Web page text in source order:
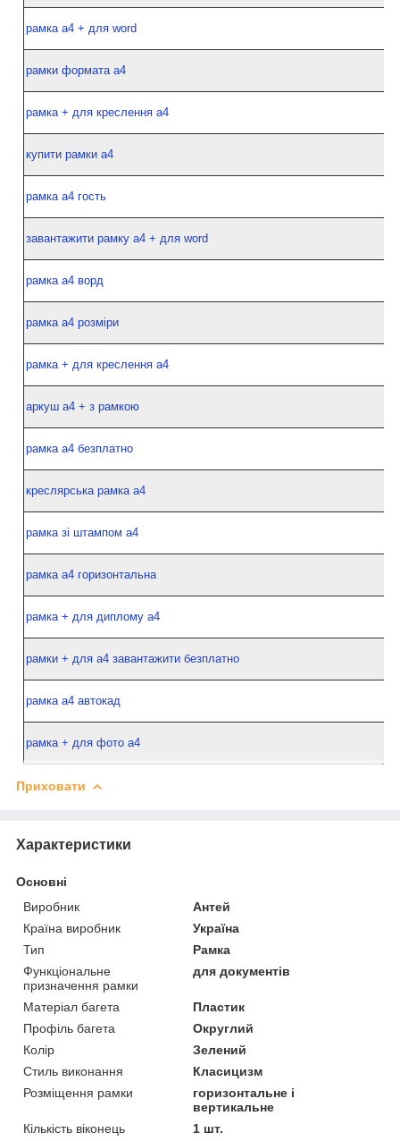
рамка а4 + для word
рамки формата а4
рамка + для креслення а4
купити рамки а4
рамка а4 гость
завантажити рамку а4 + для word
рамка а4 ворд
рамка а4 розміри
рамка + для креслення а4
аркуш а4 + з рамкою
рамка а4 безплатно
креслярська рамка а4
рамка зі штампом а4
рамка а4 горизонтальна
рамка + для диплому а4
рамки + для а4 завантажити безплатно
рамка а4 автокад
рамка + для фото а4
Приховати
Характеристики
Основні
Виробник
Антей
Країна виробник
Україна
Тип
Рамка
Функціональне
призначення рамки
для документів
Матеріал багета
Пластик
Профіль багета
Округлий
Колір
Зелений
Стиль виконання
Класицизм
Розміщення рамки
горизонтальне і
вертикальне
Кількість віконець
1 шт.